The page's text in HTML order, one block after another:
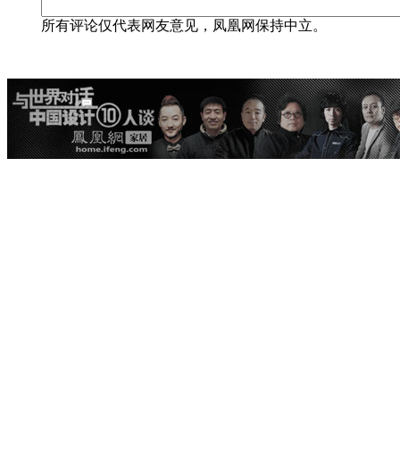
所有评论仅代表网友意见，凤凰网保持中立。